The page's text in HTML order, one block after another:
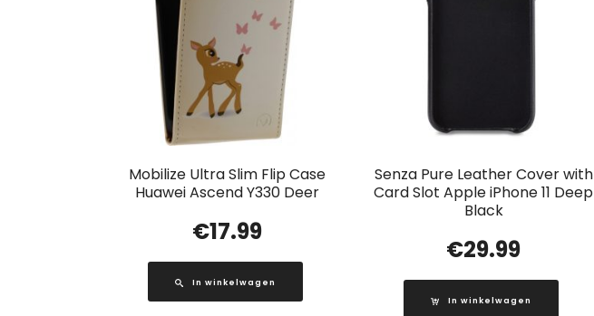
Mobilize Ultra Slim Flip Case
Huawei Ascend Y330 Deer
€17.99
In winkelwagen
Senza Pure Leather Cover with
Card Slot Apple iPhone 11 Deep
Black
€29.99
In winkelwagen